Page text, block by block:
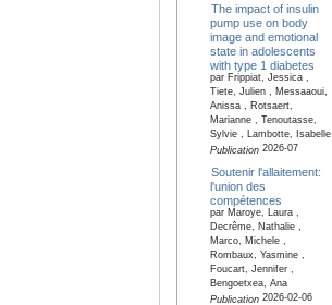
The impact of insulin
pump use on body
image and emotional
state in adolescents
with type 1 diabetes
par Frippiat, Jessica ,
Tiete, Julien , Messaaoui,
Anissa , Rotsaert,
Marianne , Tenoutasse,
Sylvie , Lambotte, Isabelle
Publication2026-07
Soutenir l'allaitement:
l'union des
compétences
par Maroye, Laura ,
Decrême, Nathalie ,
Marco, Michele ,
Rombaux, Yasmine ,
Foucart, Jennifer ,
Bengoetxea, Ana
Publication2026-02-06